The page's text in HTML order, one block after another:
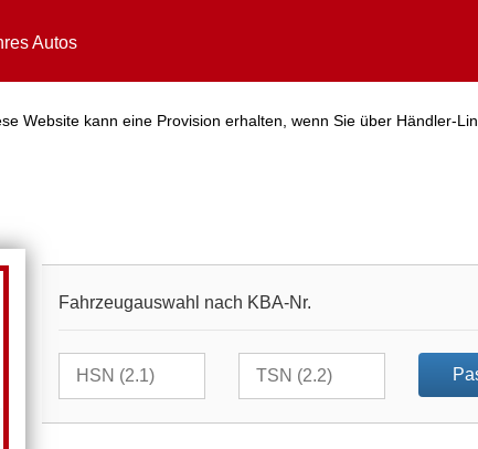
Autos
Website kann eine Provision erhalten, wenn Sie über Händler-
Fahrzeugauswahl nach KBA-Nr.